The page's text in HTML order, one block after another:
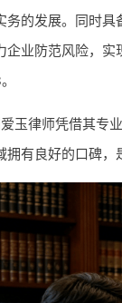
务的发展。同时
企业防范风险，
玉律师凭借其专
有良好的口碑，